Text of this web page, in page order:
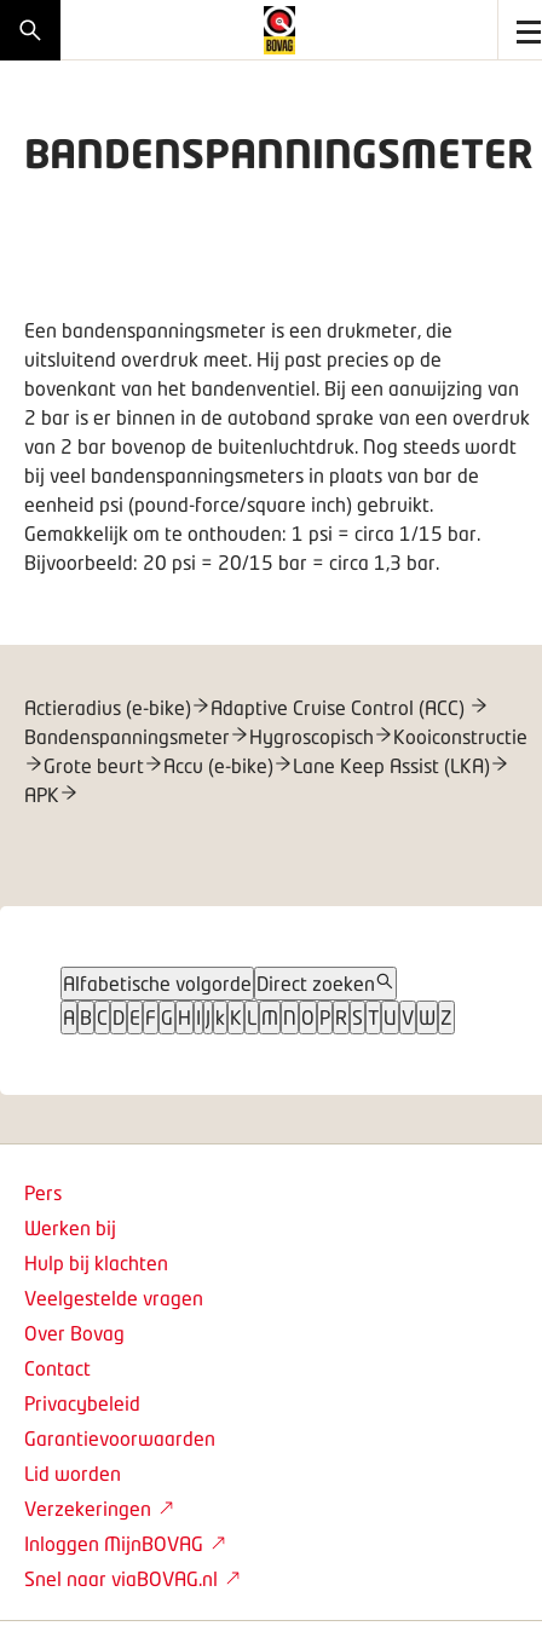
BANDENSPANNINGSMETER
Een bandenspanningsmeter is een drukmeter, die
uitsluitend overdruk meet. Hij past precies op de
bovenkant van het bandenventiel. Bij een aanwijzing van
2 bar is er binnen in de autoband sprake van een overdruk
van 2 bar bovenop de buitenluchtdruk. Nog steeds wordt
bij veel bandenspanningsmeters in plaats van bar de
eenheid psi (pound-force/square inch) gebruikt.
Gemakkelijk om te onthouden: 1 psi = circa 1/15 bar.
Bijvoorbeeld: 20 psi = 20/15 bar = circa 1,3 bar.
Actieradius (e-bike)
Adaptive Cruise Control (ACC)
Bandenspanningsmeter
Hygroscopisch
Kooiconstructie
Grote beurt
Accu (e-bike)
Lane Keep Assist (LKA)
APK
Alfabetische volgorde Direct zoeken
A B C D E F G H I J k K L M N O P R S T U V W Z
Pers
Werken bij
Hulp bij klachten
Veelgestelde vragen
Over Bovag
Contact
Privacybeleid
Garantievoorwaarden
Lid worden
Verzekeringen
Inloggen MijnBOVAG
Snel naar viaBOVAG.nl